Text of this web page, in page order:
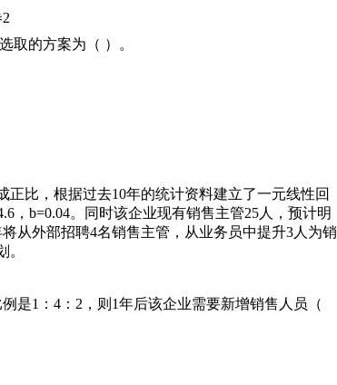
取的方案为（ ）。
比，根据过去10年的统计资料建立了一元线性回
，b=0.04。同时该企业现有销售主管25人，预计明
从外部招聘4名销售主管，从业务员中提升3人为销
是1：4：2，则1年后该企业需要新增销售人员（